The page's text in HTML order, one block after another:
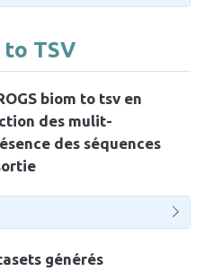
to TSV
biom to tsv en
des mulit-
des séquences
générés